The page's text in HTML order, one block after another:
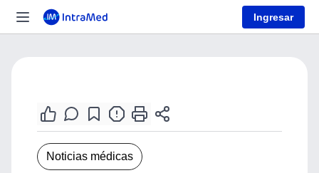
Ingresar
Noticias médicas